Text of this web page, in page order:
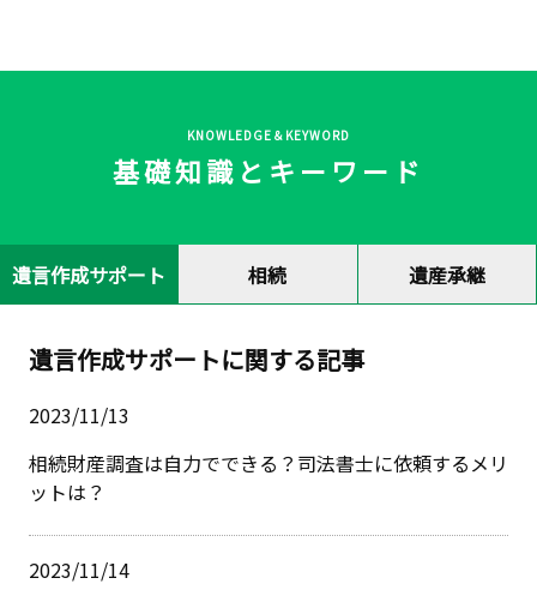
KNOWLEDGE＆KEYWORD
基礎知識とキーワード
遺言作成サポート 相続 遺産承継
遺言作成サポートに関する記事
2023/11/13
相続財産調査は自力でできる？司法書士に依頼するメリ
ットは？
2023/11/14